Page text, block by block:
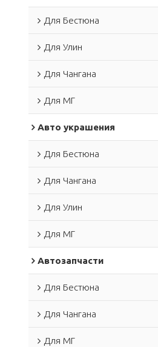
Для Бестюна
Для Улин
Для Чангана
Для МГ
Авто украшения
Для Бестюна
Для Чангана
Для Улин
Для МГ
Автозапчасти
Для Бестюна
Для Чангана
Для МГ